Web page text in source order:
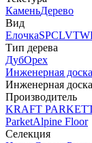
КаменьДерево
Вид
ЕлочкаSPCLVT
Тип дерева
ДубОрех
Инженерная доска
Инженерная доска
Производитель
KRAFT
ParketAlpine Floor
Селекция